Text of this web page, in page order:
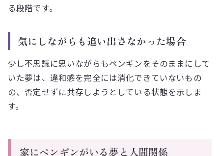
る段階です。
気にしながらも追い出さなかった場合
少し不思議に思いながらもペンギンをそのままにして
いた夢は、違和感を完全には消化できていないもの
の、否定せずに共存しようとしている状態を示しま
す。
家にペンギンがいる夢と人間関係